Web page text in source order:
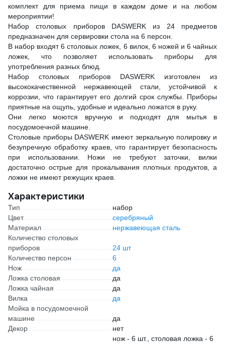
комплект для приема пищи в каждом доме и на любом
мероприятии!
Набор столовых приборов DASWERK из 24 предметов
предназначен для сервировки стола на 6 персон.
В набор входят 6 столовых ложек, 6 вилок, 6 ножей и 6 чайных
ложек, что позволяет использовать приборы для
употребления разных блюд.
Набор столовых приборов DASWERK изготовлен из
высококачественной нержавеющей стали, устойчивой к
коррозии, что гарантирует его долгий срок службы. Приборы
приятные на ощупь, удобные и идеально ложатся в руку.
Они легко моются вручную и подходят для мытья в
посудомоечной машине.
Столовые приборы DASWERK имеют зеркальную полировку и
безупречную обработку краев, что гарантирует безопасность
при использовании. Ножи не требуют заточки, вилки
достаточно острые для прокалывания плотных продуктов, а
ложки не имеют режущих краев.
Характеристики
Тип
набор
Цвет
серебряный
Материал
нержавеющая сталь
Количество столовых
приборов
24 шт
Количество персон
6
Нож
да
Ложка столовая
да
Ложка чайная
да
Вилка
да
Мойка в посудомоечной
машине
да
Декор
нет
нож - 6 шт., столовая ложка - 6